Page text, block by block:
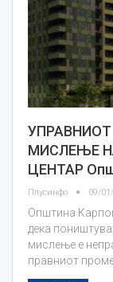
МИСЛЕЊЕ
ЦЕНТАР
Плусинфо 09/
Општина
дека
мислење е
правниот